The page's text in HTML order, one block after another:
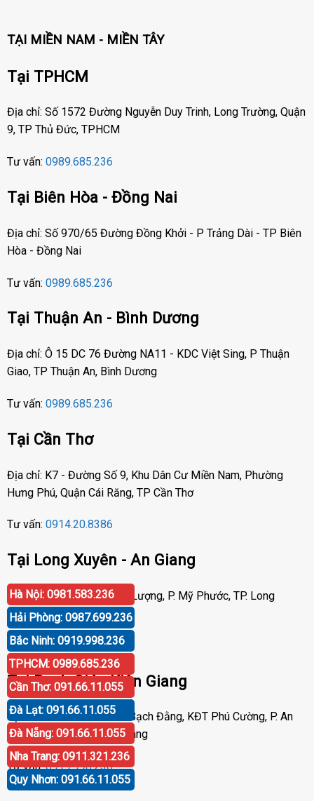
TẠI MIỀN NAM - MIỀN TÂY
Tại TPHCM
Địa chỉ: Số 1572 Đường Nguyễn Duy Trinh, Long Trường, Quận
9, TP Thủ Đức, TPHCM
Tư vấn: 0989.685.236
Tại Biên Hòa - Đồng Nai
Địa chỉ: Số 970/65 Đường Đồng Khởi - P Trảng Dài - TP Biên
Hòa - Đồng Nai
Tư vấn: 0989.685.236
Tại Thuận An - Bình Dương
Địa chỉ: Ô 15 DC 76 Đường NA11 - KDC Việt Sing, P Thuận
Giao, TP Thuận An, Bình Dương
Tư vấn: 0989.685.236
Tại Cần Thơ
Địa chỉ: K7 - Đường Số 9, Khu Dân Cư Miền Nam, Phường
Hưng Phú, Quận Cái Răng, TP Cần Thơ
Tư vấn: 0914.20.8386
Tại Long Xuyên - An Giang
Địa chỉ: Số 417 Phạm Cự Lượng, P. Mỹ Phước, TP. Long
Xuyên, An Giang
Tư vấn:0919.998.236
Tại Rạch Giá - Kiên Giang
Địa chỉ: P30 Căn 07 Trần Bạch Đằng, KĐT Phú Cường, P. An
Hòa, TP. Rạch Giá, Kiên Giang
Tư vấn:0919.998.236
Hà Nội: 0981.583.236
Hải Phòng: 0987.699.236
Bắc Ninh: 0919.998.236
TPHCM: 0989.685.236
Cần Thơ: 091.66.11.055
Đà Lạt: 091.66.11.055
Đà Nẵng: 091.66.11.055
Nha Trang: 0911.321.236
Quy Nhơn: 091.66.11.055